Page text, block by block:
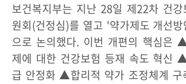
보건복지부는 지난 28일 제22차 건강
원회(건정심)를 열고 '약가제도 개선
으로 논의했다. 이번 개편의 핵심은
제에 대한 건강보험 등재 속도 혁신
급 안정화 ▲합리적 약가 조정체계 구